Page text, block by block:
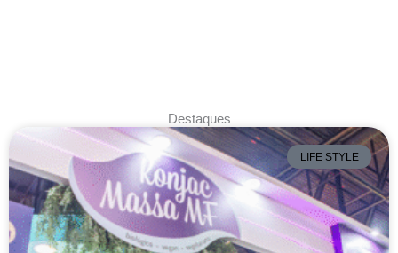
Destaques
LIFE STYLE